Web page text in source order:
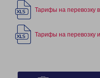
Тарифы на перевозку
Тарифы на перевозку